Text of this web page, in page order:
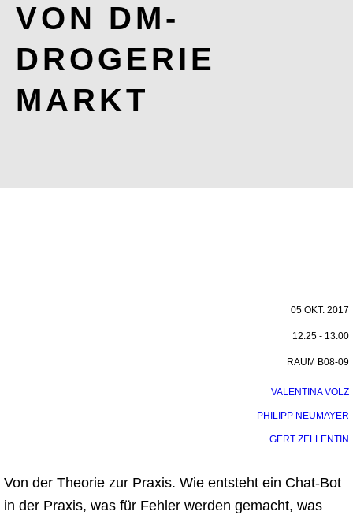
VON DM-
DROGERIE
MARKT
05 OKT. 2017
12:25 - 13:00
RAUM B08-09
VALENTINA VOLZ
PHILIPP NEUMAYER
GERT ZELLENTIN
Von der Theorie zur Praxis. Wie entsteht ein Chat-Bot
in der Praxis, was für Fehler werden gemacht, was